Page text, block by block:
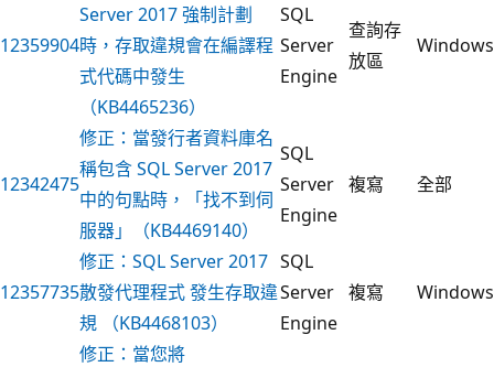
12359904
Server 2017 強制計劃
時，存取違規會在編譯程
式代碼中發生
（KB4465236）
SQL
Server
Engine
查詢存
放區
Windows
12342475
修正：當發行者資料庫名
稱包含 SQL Server 2017
中的句點時，「找不到伺
服器」（KB4469140）
SQL
Server
Engine
複寫 全部
12357735
修正：SQL Server 2017
散發代理程式 發生存取違
規 （KB4468103）
SQL
Server
Engine
複寫 Windows
修正：當您將